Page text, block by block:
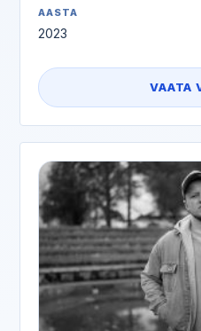
AASTA
2023
VAATA